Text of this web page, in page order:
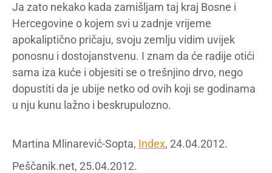
Ja zato nekako kada zamišljam taj kraj Bosne i
Hercegovine o kojem svi u zadnje vrijeme
apokaliptično pričaju, svoju zemlju vidim uvijek
ponosnu i dostojanstvenu. I znam da će radije otići
sama iza kuće i objesiti se o trešnjino drvo, nego
dopustiti da je ubije netko od ovih koji se godinama
u nju kunu lažno i beskrupulozno.
Martina Mlinarević-Sopta, Index, 24.04.2012.
Peščanik.net, 25.04.2012.